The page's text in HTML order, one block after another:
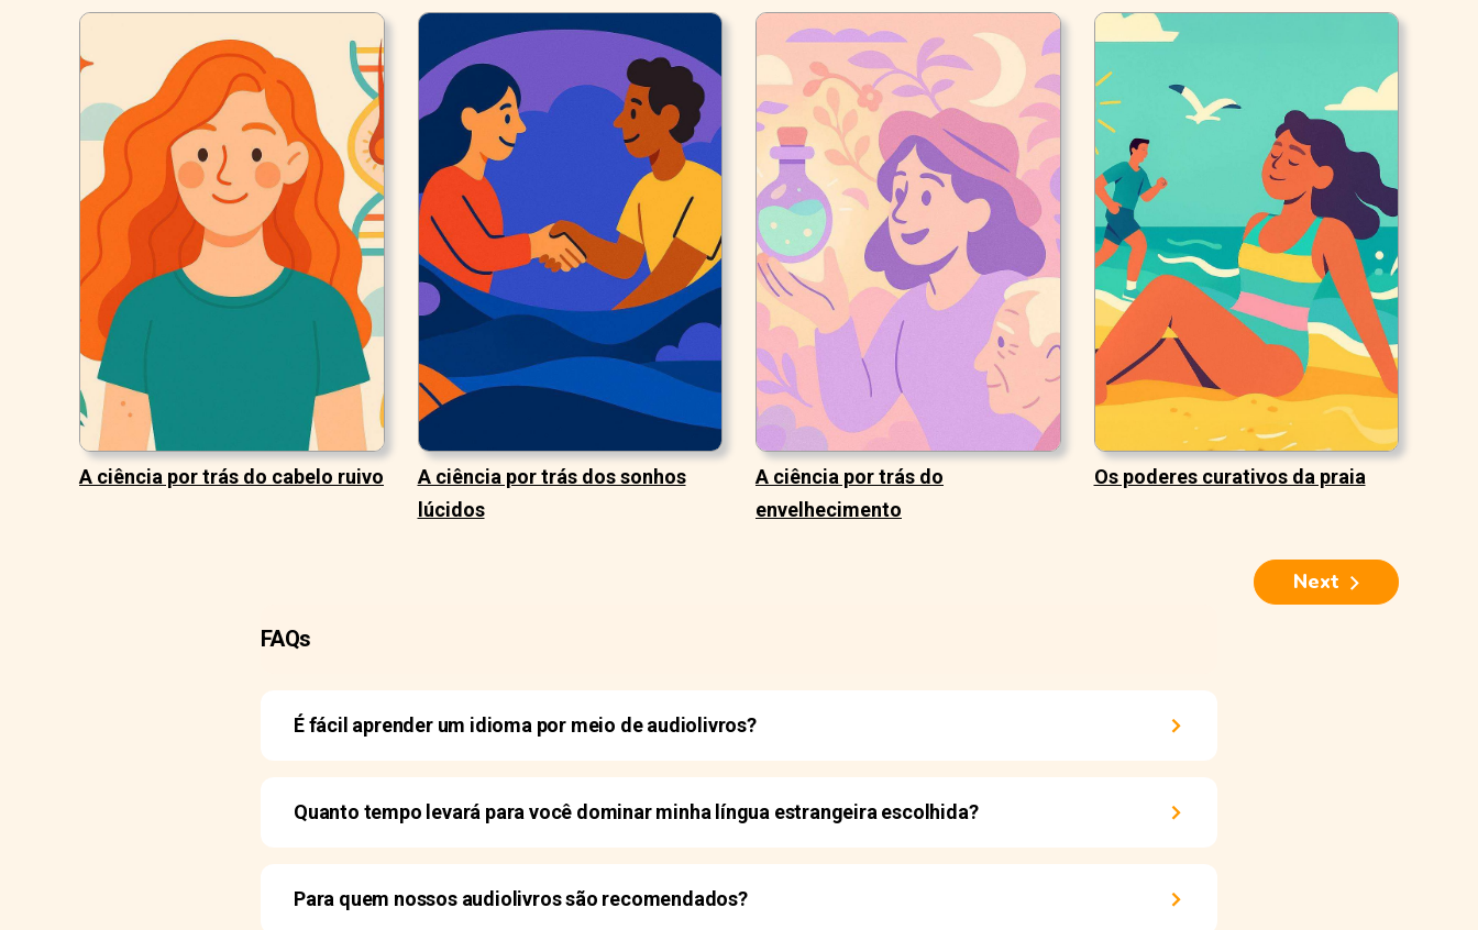
A ciência por trás do cabelo ruivo
A ciência por trás dos sonhos
lúcidos
A ciência por trás do
envelhecimento
Os poderes curativos da praia
Next
FAQs
É fácil aprender um idioma por meio de audiolivros?
Quanto tempo levará para você dominar minha língua estrangeira escolhida?
Para quem nossos audiolivros são recomendados?